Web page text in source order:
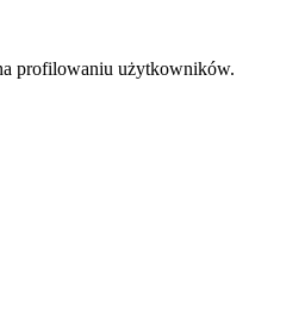
profilowaniu użytkowników.